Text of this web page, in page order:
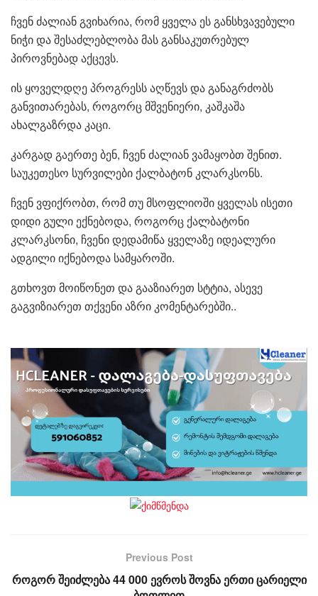
ჩვენ ძალიან გვიხარია, რომ ყველა ეს განსხვავებული
ნიჭი და შესაძლებლობა მას განსაკუთრებულ
პიროვნებად აქცევს.
ის ყოველდღე პროგრესს აღწევს და განაგრძობს
განვითარებას, როგორც მშვენიერი, კაშკაშა
ახალგაზრდა კაცი.
კარგად გაერთე ბენ, ჩვენ ძალიან ვამაყობთ შენით.
საუკეთესო სურვილები ქალბატონ კლარკსონს.
ჩვენ ვფიქრობთ, რომ თუ მსოფლიოში ყველას ისეთი
დიდი გული ექნებოდა, როგორც ქალბატონი
კლარკსონი, ჩვენი დედამიწა ყველაზე იდეალური
ადგილი იქნებოდა სამყაროში.
გთხოვთ მოიწონეთ და გააზიარეთ სტტია, ასევე
გაგვიზიარეთ თქვენი აზრი კომენტარებში..
Previous Post
როგორ შეიძლება 44 000 ევროს შოვნა ერთი ცარიელი